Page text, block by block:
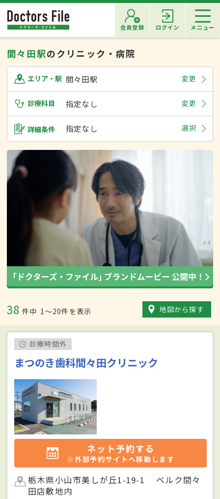
会員登録 ログイン メニュー
間々田駅のクリニック・病院
エリア・駅 間々田駅 変更
診療科目 指定なし 変更
詳細条件 指定なし 選択
38 件中 1〜20件を表示 地図から探す
診療時間外
まつのき歯科間々田クリニック
ネット予約する
※外部予約サイトへ移動します
栃木県小山市美しが丘1-19-1 ベルク間々
田店敷地内